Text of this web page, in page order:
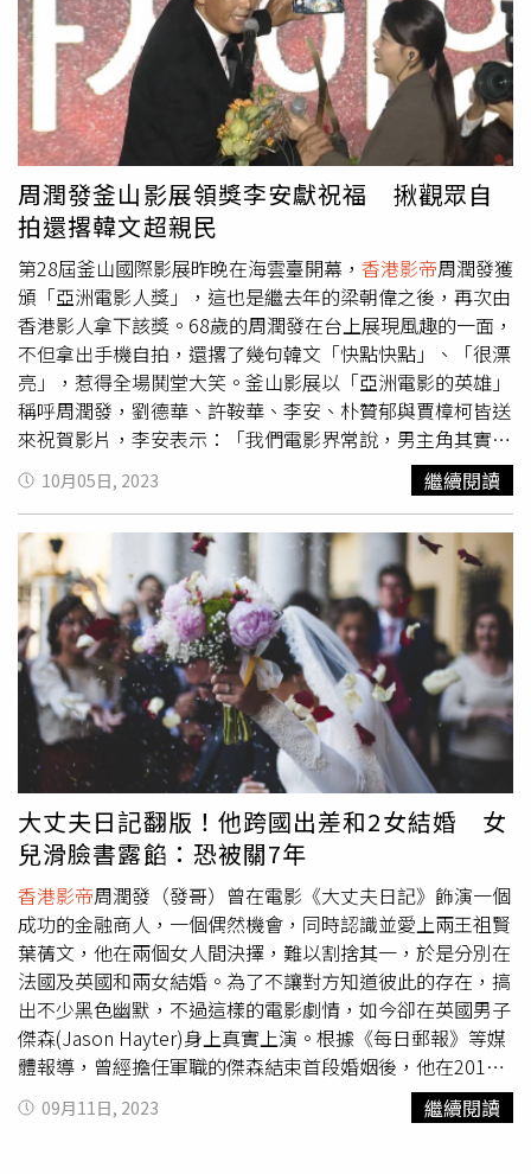
些』女朋友。」《潛行》描述隱蔽的暗網成為新一代毒品販
售的溫床，警方必須找出掌控暗網的幕後「老闆」，只能將
藏身已久的臥底警員推到前線。然而，「老闆」的身份仍然
成謎，臥底警員陷入危險之中，毒品網絡蠢蠢欲試，警方和
犯罪集團陷入一場宿命般的對決。
風雲3》以及2023年的《神探大戰》三次獲金像獎最佳男主
角；以2012年的《奪命金》贏得金馬獎最佳男主角。
周潤發釜山影展領獎李安獻祝福 揪觀眾自
拍還撂韓文超親民
第28屆釜山國際影展昨晚在海雲臺開幕， 香港影帝周潤發獲
頒「亞洲電影人獎」，這也是繼去年的梁朝偉之後，再次由
香港影人拿下該獎。68歲的周潤發在台上展現風趣的一面，
不但拿出手機自拍，還撂了幾句韓文「快點快點」、「很漂
亮」，惹得全場鬨堂大笑。釜山影展以「亞洲電影的英雄」
稱呼周潤發，劉德華、許鞍華、李安、朴贊郁與賈樟柯皆送
來祝賀影片，李安表示：「我們電影界常說，男主角其實就
是導演更帥的化身，所以謝謝你參加這部電影的演出，讓我
跟你有合作的機會，你的大俠風範，精湛的演技，還有深植
今年釜山電影節大使宋康昊（右2）手上接過「亞洲電影人
獎」獎座。（圖／翻攝自釜山國際影展YouTube）周潤發從
今年釜山電影節大使宋康昊手上接過獎座，並且發表感言：
「我從1973年開始當演員，今年正好是50週年。50年確實
是漫長的歲月，但是回顧過去，感覺就像昨天一樣。」他除
了謝謝香港電影界，也向在場的妻子陳薈蓮表達感激之情：
「她讓我不用擔心，只看着前方，專注於演戲。感謝釜山國
際電影節給予我這麼有意義的獎。」周潤發與妻子陳薈蓮一
起走紅毯。（圖／翻攝自釜山國際影展YouTube）周潤發有
備而來，在講完感言之後，他掏出手機和全場影人及觀眾自
拍，途中還撂韓文「快點快點，沒時間了」，並且對著台下
說「kimchi」要大家微笑，拍完甚至直接在台上檢查，對照
片很滿意的他，以韓文稱讚「很漂亮，謝謝大家，愛你
們」，展現一貫的幽默親民作風。
10月05日, 2023 繼續閱讀
大丈夫日記翻版！他跨國出差和2女結婚 女
兒滑臉書露餡：恐被關7年
香港影帝周潤發（發哥）曾在電影《大丈夫日記》飾演一個
成功的金融商人，一個偶然機會，同時認識並愛上兩王祖賢
葉蒨文，他在兩個女人間決擇，難以割捨其一，於是分別在
法國及英國和兩女結婚。為了不讓對方知道彼此的存在，搞
出不少黑色幽默，不過這樣的電影劇情，如今卻在英國男子
傑森(Jason Hayter)身上真實上演。根據《每日郵報》等媒
體報導，曾經擔任軍職的傑森結束首段婚姻後，他在2010
年駐軍德國時，認識了女子崔西(Tracey Larkcombe)並再
婚，當時對方已懷有身孕，沒想到他又透過交友網站認識另
09月11日, 2023 繼續閱讀